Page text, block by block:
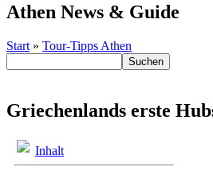
Athen News & Guide
Start » Tour-Tipps Athen
Griechenlands erste
Inhalt